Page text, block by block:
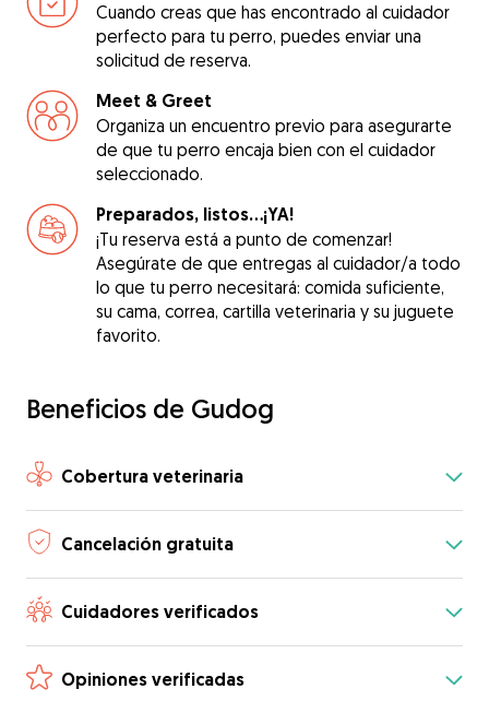
Cuando creas que has encontrado al cuidador
perfecto para tu perro, puedes enviar una
solicitud de reserva.
Meet & Greet
Organiza un encuentro previo para asegurarte
de que tu perro encaja bien con el cuidador
seleccionado.
Preparados, listos...¡YA!
¡Tu reserva está a punto de comenzar!
Asegúrate de que entregas al cuidador/a todo
lo que tu perro necesitará: comida suficiente,
su cama, correa, cartilla veterinaria y su juguete
favorito.
Beneficios de Gudog
Cobertura veterinaria
Cancelación gratuita
Cuidadores verificados
Opiniones verificadas